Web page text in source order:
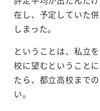
在し、予定していた
しまった。
ということは、私立
校に望むということ
たら、都立高校まで
い。